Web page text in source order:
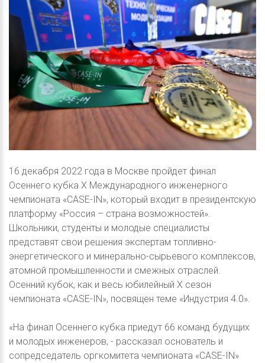
16 декабря 2022 года в Москве пройдет финал
Осеннего кубка X Международного инженерного
чемпионата «CASE-IN», который входит в президентскую
платформу «Россия – страна возможностей».
Школьники, студенты и молодые специалисты
представят свои решения экспертам топливно-
энергетического и минерально-сырьевого комплексов,
атомной промышленности и смежных отраслей.
Осенний кубок, как и весь юбилейный X сезон
чемпионата «CASE-IN», посвящен теме «Индустрия 4.0».
«На финал Осеннего кубка приедут 66 команд будущих
и молодых инженеров, - рассказал основатель и
сопредседатель оргкомитета чемпионата «CASE-IN»